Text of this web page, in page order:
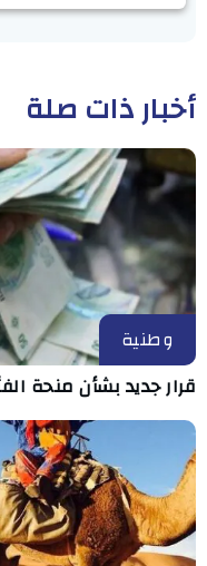
أخبار ذات صلة
وطنية
قرار جديد بشأن منحة